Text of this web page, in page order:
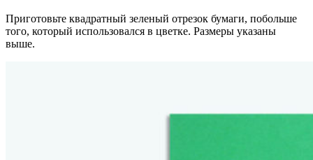
Приготовьте квадратный зеленый отрезок бумаги, побольше
того, который использовался в цветке. Размеры указаны
выше.